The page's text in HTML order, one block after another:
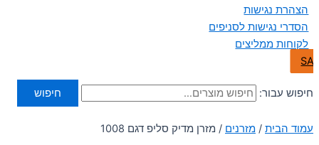
הצהרת נגישות
הסדרי נגישות לסניפים
לקוחות ממליצים
חיפוש עבור: חיפוש
עמוד הבית / מזרנים / מזרן מדיק סליפ דגם 1008